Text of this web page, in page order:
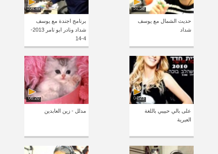
51:58
حديث الشمال مع يوسف
شداد
104:49
برنامج اجندة مع يوسف
شداد ونادر ابو تامر 2013-
4-14
04:23
على بالي حبيبي باللغة
العبرية
06:20
مدلل - زين العابدين